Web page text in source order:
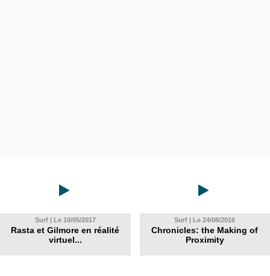
Surf | Le 10/05/2017
Rasta et Gilmore en réalité
virtuel...
Surf | Le 24/08/2016
Chronicles: the Making of
Proximity